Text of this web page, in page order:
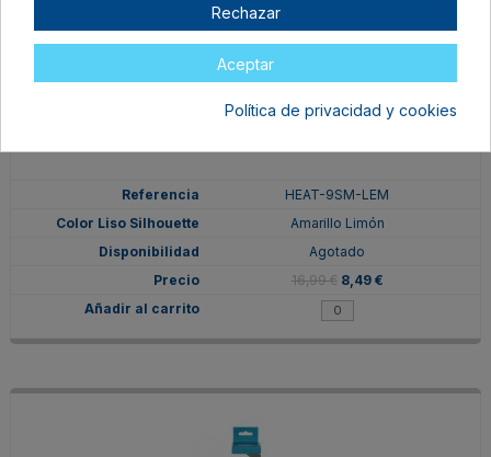
HEAT-9SM-LEM
Amarillo Limón
Agotado
16,99 € 8,49 €
Rechazar
Aceptar
Política de privacidad y cookies